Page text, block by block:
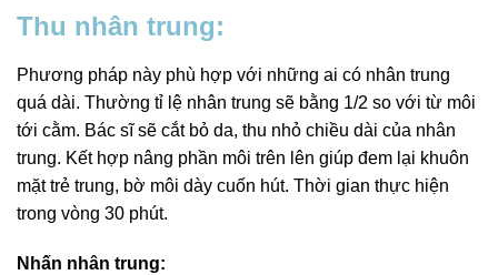
Thu nhân trung:
Phương pháp này phù hợp với những ai có nhân trung
quá dài. Thường tỉ lệ nhân trung sẽ bằng 1/2 so với từ môi
tới cằm. Bác sĩ sẽ cắt bỏ da, thu nhỏ chiều dài của nhân
trung. Kết hợp nâng phần môi trên lên giúp đem lại khuôn
mặt trẻ trung, bờ môi dày cuốn hút. Thời gian thực hiện
trong vòng 30 phút.
Nhấn nhân trung: